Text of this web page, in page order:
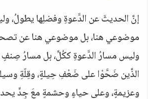
إنَّ الحديثَ عن الدَّعوةِ وفضلِها يطولُ،
موضوعي هنا، بل موضوعي هنا عن
وليس مسارُ الدَّعوةِ ككُلٍّ، بل مسارُ صِنفٍ
الذَّين ضَحَّوْا على ضَعْفِ حِيلةٍ، وقِلّةِ
وعزيمةٍ، وعلى حياءٍ وحشمةٍ معَ جِدٍّ